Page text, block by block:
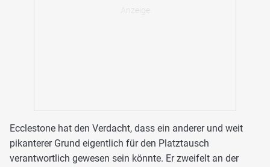
Ecclestone hat den Verdacht, dass ein anderer und weit
pikanterer Grund eigentlich für den Platztausch
verantwortlich gewesen sein könnte. Er zweifelt an der